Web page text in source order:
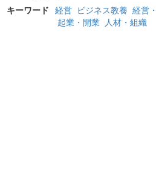
キーワード
経営 ビジネス教養 経営
起業・開業
人材・組織